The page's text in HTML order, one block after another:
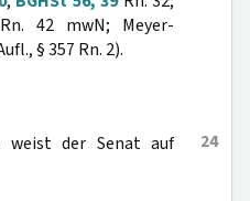
42 mwN; Meyer-
§ 357 Rn. 2).
24
weist der Senat auf